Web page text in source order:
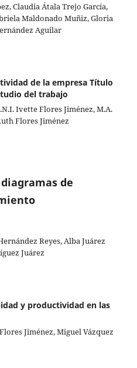
Claudia Átala Trejo García,
Maldonado Muñiz, Gloria
Aguilar
de la empresa Título
del trabajo
Ivette Flores Jiménez, M.A.
Flores Jiménez
de
Reyes, Alba Juárez
Juárez
y productividad en las
Jiménez, Miguel Vázquez